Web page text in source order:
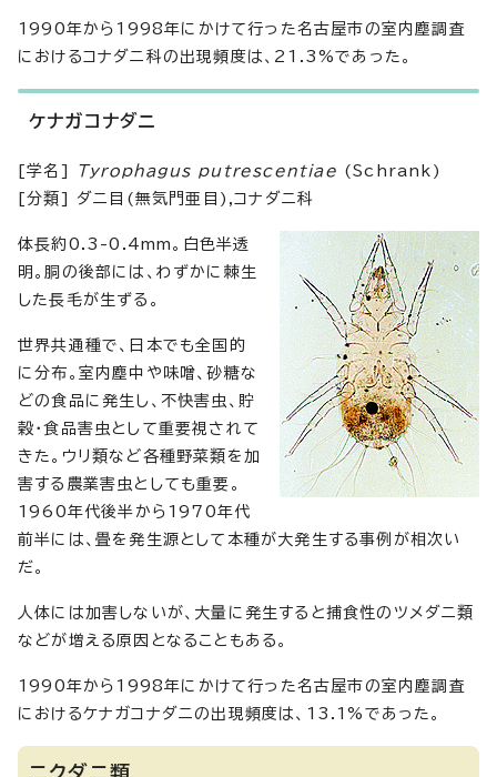
1990年から1998年にかけて行った名古屋市の室内塵調査
におけるコナダニ科の出現頻度は、21.3%であった。
ケナガコナダニ
[学名] Tyrophagus putrescentiae (Schrank)
[分類] ダニ目(無気門亜目),コナダニ科
体長約0.3-0.4mm。白色半透
明。胴の後部には、わずかに棘生
した長毛が生ずる。
世界共通種で、日本でも全国的
に分布。室内塵中や味噌、砂糖な
どの食品に発生し、不快害虫、貯
穀・食品害虫として重要視されて
きた。ウリ類など各種野菜類を加
害する農業害虫としても重要。
1960年代後半から1970年代
前半には、畳を発生源として本種が大発生する事例が相次い
だ。
人体には加害しないが、大量に発生すると捕食性のツメダニ類
などが増える原因となることもある。
1990年から1998年にかけて行った名古屋市の室内塵調査
におけるケナガコナダニの出現頻度は、13.1%であった。
ニクダニ類